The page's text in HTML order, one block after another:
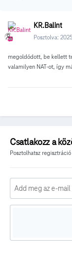
KR.Balint
Posztolva:
megoldódott, be kellett
valamilyen NAT-ot, így
Csatlakozz a
Posztolhatsz